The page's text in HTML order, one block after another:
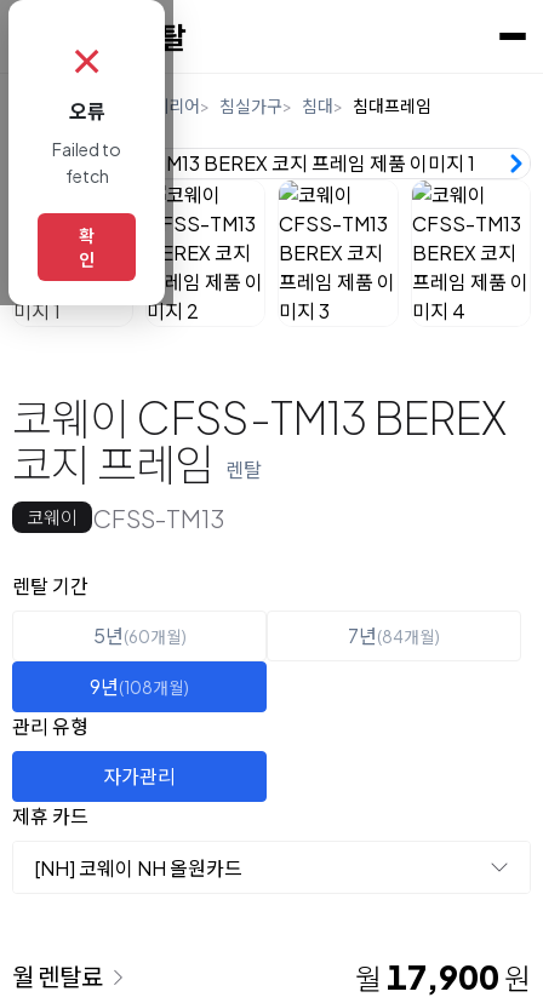
렌탈 가구/인테리어 침실가구 침대 침대프레임
코웨이 CFSS-TM13 BEREX
코지 프레임
렌탈
코웨이 CFSS-TM13
옵션 선택
렌탈 선택
렌탈 기간
5년(60개월) 7년(84개월)
9년(108개월)
관리 유형
자가관리
제휴 카드
[NH] 코웨이 NH 올원카드
이용 요금
월 렌탈료 월 17,900 원
✗
오류
Failed to
fetch
확
인